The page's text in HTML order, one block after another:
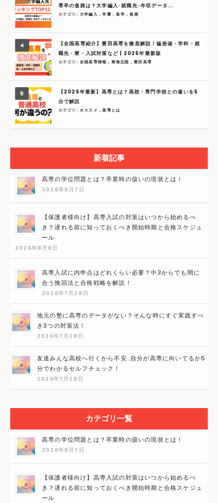
専卒の進路は？大学編入･就職先･年収データ...
カテゴリ: 大学編入 ,学費 ,進学 ,進路
【全国高専紹介】豊田高専を徹底解説！偏差値・学科・就
職先・寮・入試対策など | 2025年最新版
カテゴリ: 全国高専情報, 東海北陸 ,豊田高専
【2025年最新】高専とは？高校・専門学校との違いを5
分で解説
カテゴリ: オススメ ,高専とは
新着記事
高専の学位問題とは？卒業時の扱いの現状とは！
2026年8月7日
【保護者様向け】高専入試の対策はいつから始めるべ
き？遅れる前に知っておくべき開始時期と合格スケジュ
ール
2026年8月6日
高専入試に内申点はどれくらい必要？中3からでも間に
合う挽回法と合格戦略を解説！
2026年7月28日
地元の塾に高専のデータがない？そんな時にすぐ実践すべ
き3つの対策法！
2026年7月28日
友達みんな高校へ行くから不安…自分が高専に向いてるか5
分でわかるセルフチェック！
2026年7月28日
カテゴリ一覧
高専の学位問題とは？卒業時の扱いの現状とは！
2026年8月7日
【保護者様向け】高専入試の対策はいつから始めるべ
き？遅れる前に知っておくべき開始時期と合格スケジュ
ール